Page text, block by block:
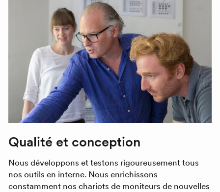
Qualité et conception
Nous développons et testons rigoureusement tous
nos outils en interne. Nous enrichissons
constamment nos chariots de moniteurs de nouvelles